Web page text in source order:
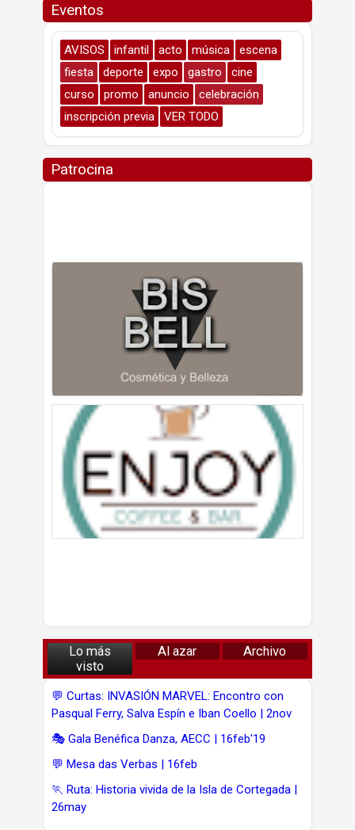
Eventos
AVISOS infantil acto música
escena
fiesta
deporte expo gastro
cine
curso
promo anuncio
celebración
inscripción previa
VER TODO
Patrocina
Lo más
visto
Al azar Archivo
💬 Curtas: INVASIÓN MARVEL: Encontro con
Pasqual Ferry, Salva Espín e Iban Coello | 2nov
🎭 Gala Benéfica Danza, AECC | 16feb'19
💬 Mesa das Verbas | 16feb
🏃 Ruta: Historia vivida de la Isla de Cortegada |
26may